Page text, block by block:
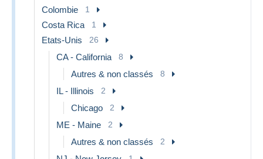
Colombie 1
Costa Rica 1
Etats-Unis 26
CA - California 8
Autres & non classés 8
IL - Illinois 2
Chicago 2
ME - Maine 2
Autres & non classés 2